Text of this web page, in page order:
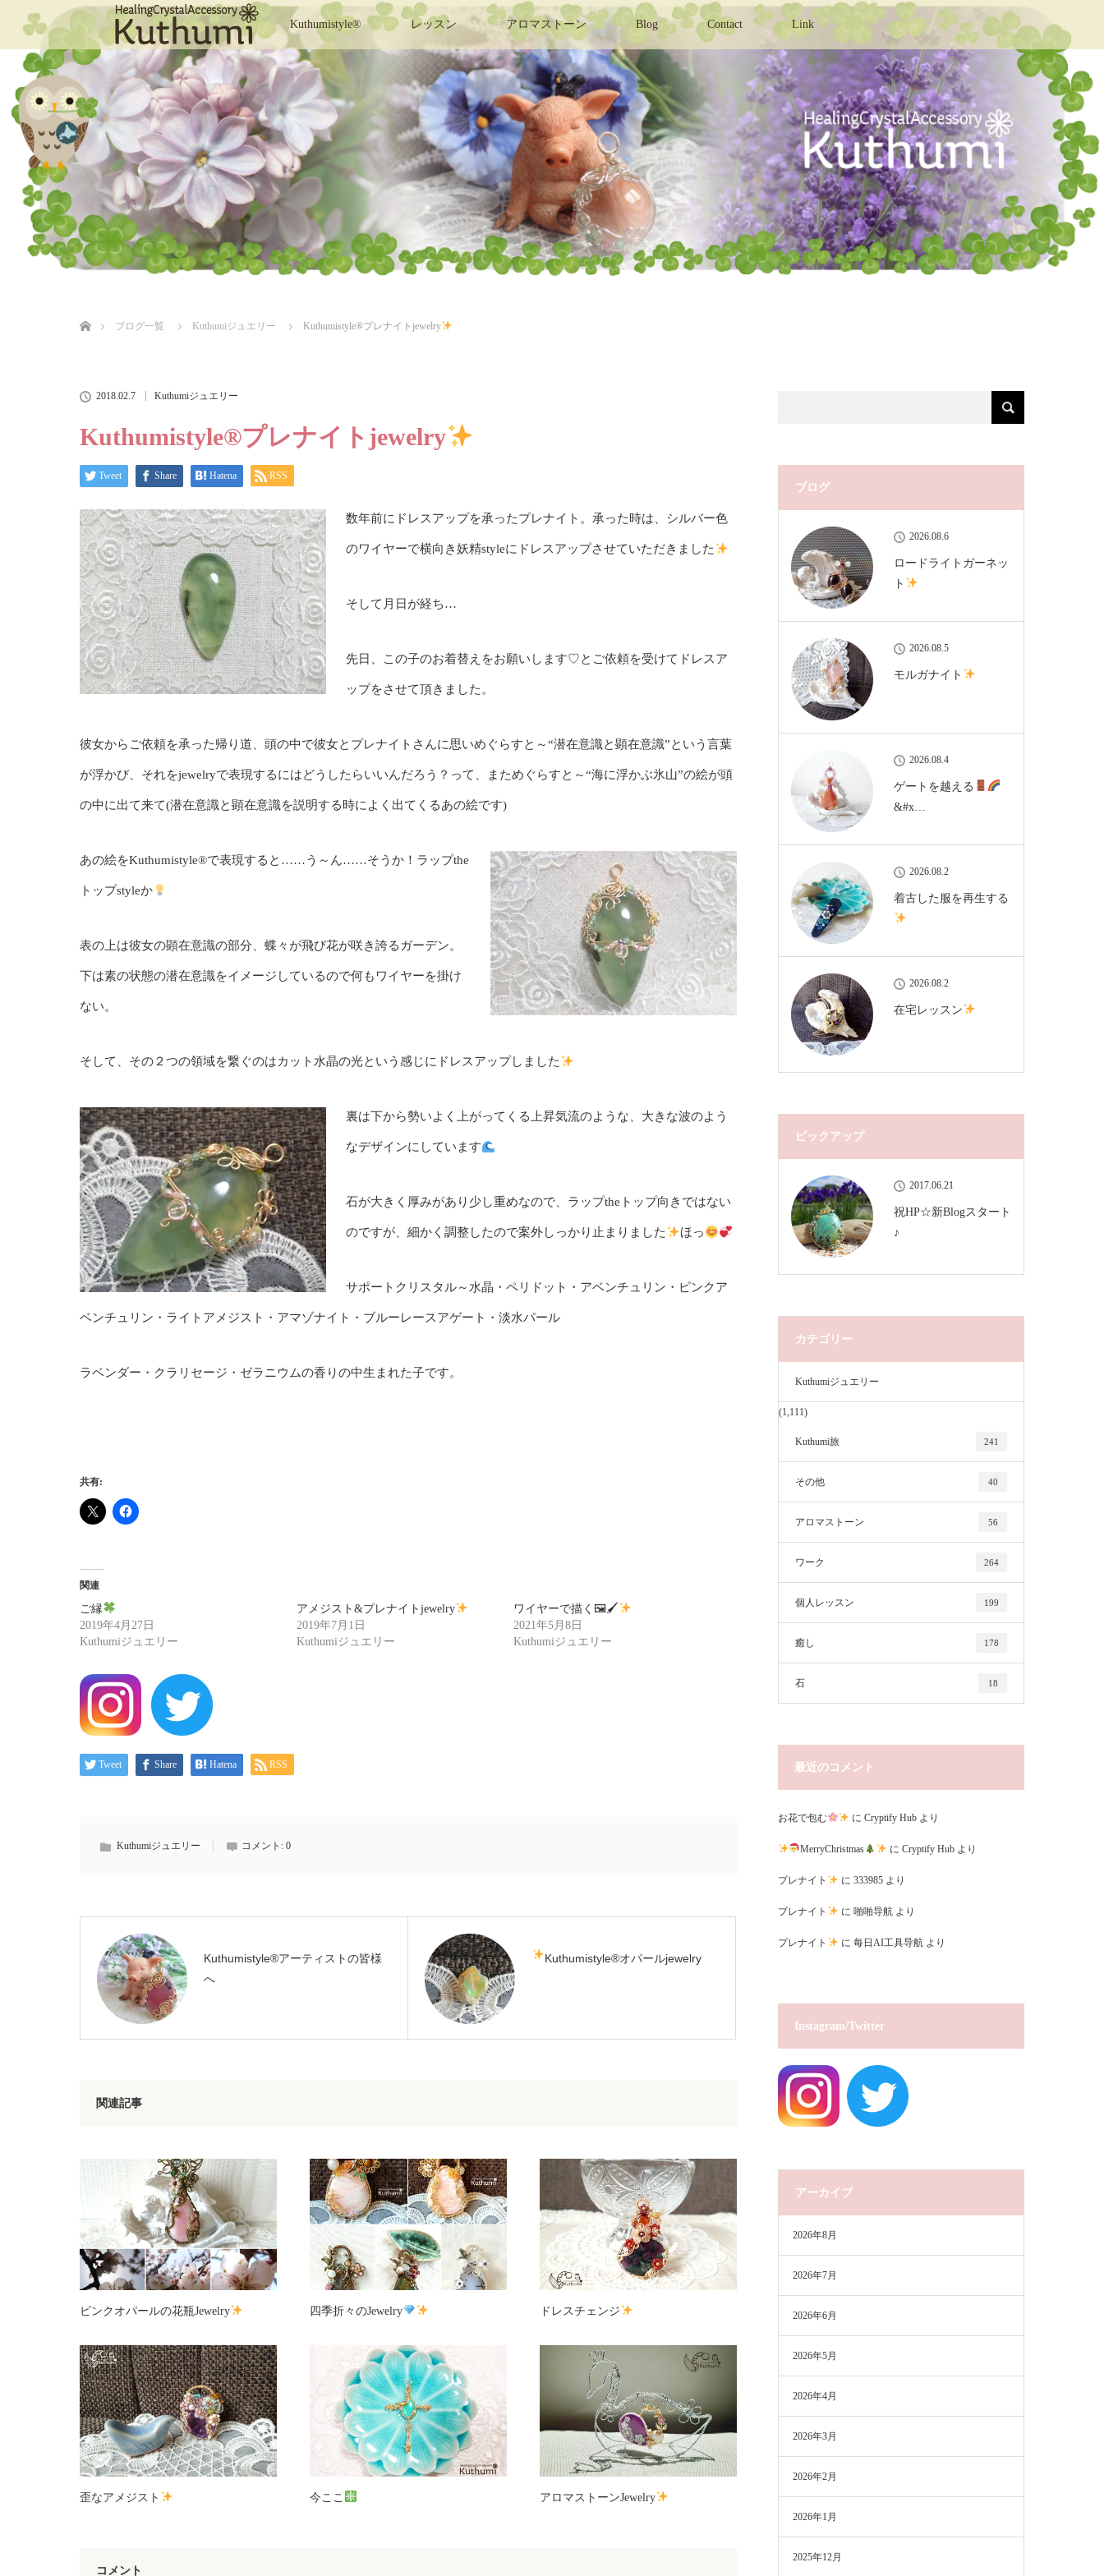
Kuthumistyle® レッスン アロマストーン Blog Contact Link
ブログ一覧
Kuthumiジュエリー Kuthumistyle®️プレナイトjewelry
2018.02.7 Kuthumiジュエリー
Kuthumistyle®️プレナイトjewelry
Tweet Share Hatena RSS
数年前にドレスアップを承ったプレナイト。承った時は、シルバー色
のワイヤーで横向き妖精styleにドレスアップさせていただきました
そして月日が経ち…
先日、この子のお着替えをお願いします♡とご依頼を受けてドレスア
ップをさせて頂きました。
彼女からご依頼を承った帰り道、頭の中で彼女とプレナイトさんに思いめぐらすと～“潜在意識と顕在意識”という言葉
が浮かび、それをjewelryで表現するにはどうしたらいいんだろう？って、まためぐらすと～“海に浮かぶ氷山”の絵が頭
の中に出て来て(潜在意識と顕在意識を説明する時によく出てくるあの絵です)
あの絵をKuthumistyle®️で表現すると……う～ん……そうか！ラップthe
トップstyleか
表の上は彼女の顕在意識の部分、蝶々が飛び花が咲き誇るガーデン。
下は素の状態の潜在意識をイメージしているので何もワイヤーを掛け
ない。
そして、その２つの領域を繋ぐのはカット水晶の光という感じにドレスアップしました
裏は下から勢いよく上がってくる上昇気流のような、大きな波のよう
なデザインにしています
石が大きく厚みがあり少し重めなので、ラップtheトップ向きではない
のですが、細かく調整したので案外しっかり止まりました ほっ
サポートクリスタル～水晶・ペリドット・アベンチュリン・ピンクア
ベンチュリン・ライトアメジスト・アマゾナイト・ブルーレースアゲート・淡水パール
ラベンダー・クラリセージ・ゼラニウムの香りの中生まれた子です。
共有:
関連
ご縁
2019年4月27日
Kuthumiジュエリー
アメジスト&プレナイトjewelry
2019年7月1日
Kuthumiジュエリー
ワイヤーで描く🖼🖌
2021年5月8日
Kuthumiジュエリー
Tweet Share Hatena RSS
Kuthumiジュエリー コメント: 0
Kuthumistyle®️アーティストの皆様
へ
Kuthumistyle®️オパールjewelry
関連記事
ピンクオパールの花瓶Jewelry 四季折々のJewelry ドレスチェンジ
歪なアメジスト 今ここ アロマストーンJewelry
コメント
ブログ
2026.08.6
ロードライトガーネッ
ト
2026.08.5
モルガナイト
2026.08.4
ゲートを越える
&#x…
2026.08.2
着古した服を再生する
2026.08.2
在宅レッスン
ピックアップ
2017.06.21
祝HP☆新Blogスタート
♪
カテゴリー
Kuthumiジュエリー
(1,111)
Kuthumi旅 241
その他 40
アロマストーン 56
ワーク 264
個人レッスン 199
癒し 178
石 18
最近のコメント
お花で包む にCryptify Hub より
MerryChristmas に Cryptify Hubより
プレナイト に 333985より
プレナイト に 啪啪导航より
プレナイト に 每日AI工具导航より
Instagram/Twitter
アーカイブ
2026年8月
2026年7月
2026年6月
2026年5月
2026年4月
2026年3月
2026年2月
2026年1月
2025年12月